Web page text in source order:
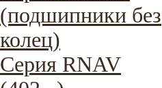
(подшипники без
колец)
Серия RNAV